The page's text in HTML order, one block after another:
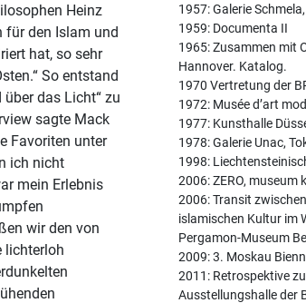
Heinz
für den Islam und
hat, so sehr
So entstand
das Licht“ zu
sagte Mack
Favoriten unter
ich nicht
mein Erlebnis
wir den von
lichterloh
1957: Galerie
1959: Documenta II
1965: Zusammen mit
Hannover. Katalog.
1970 Vertretung der
1972: Musée d’art
1977: Kunsthalle
1978: Galerie Unac,
1998:
2006: ZERO,
2006: Transit
islamischen Kultur im
Pergamon-Museum
2009: 3. Moskau
2011: Retrospektive
Ausstellungshalle der